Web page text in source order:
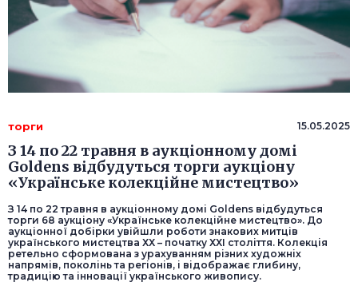
торги 15.05.2025
З 14 по 22 травня в аукціонному домі
Goldens відбудуться торги аукціону
«Українське колекційне мистецтво»
З 14 по 22 травня в аукціонному домі Goldens відбудуться
торги 68 аукціону «Українське колекційне мистецтво». До
аукціонної добірки увійшли роботи знакових митців
українського мистецтва ХХ – початку ХХІ століття. Колекція
ретельно сформована з урахуванням різних художніх
напрямів, поколінь та регіонів, і відображає глибину,
традицію та інновації українського живопису.